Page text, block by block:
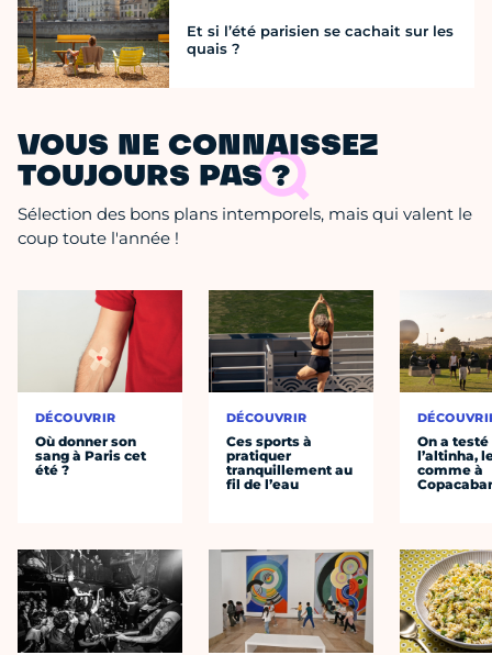
Et si l’été parisien se cachait sur les
quais ?
VOUS NE CONNAISSEZ
TOUJOURS PAS ?
Sélection des bons plans intemporels, mais qui valent le
coup toute l'année !
DÉCOUVRIR
Où donner son
sang à Paris cet
été ?
DÉCOUVRIR
Ces sports à
pratiquer
tranquillement au
fil de l’eau
On a testé
l’altinha,
comme à